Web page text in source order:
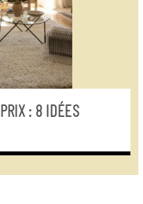
: 8 IDÉES